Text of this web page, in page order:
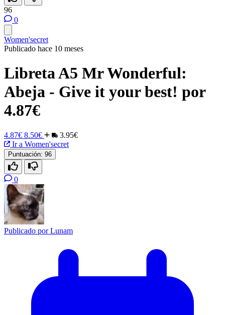
96
0
Women'secret
Publicado hace 10 meses
Libreta A5 Mr Wonderful:
Abeja - Give it your best! por
4.87€
4.87€ 8.50€
3.95€
Ir a Women'secret
Puntuación: 96
0
Publicado porLunam